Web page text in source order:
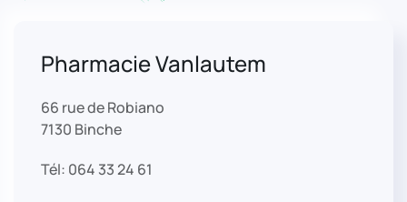
Pharmacie Vanlautem
66 rue de Robiano
7130 Binche
Tél: 064 33 24 61